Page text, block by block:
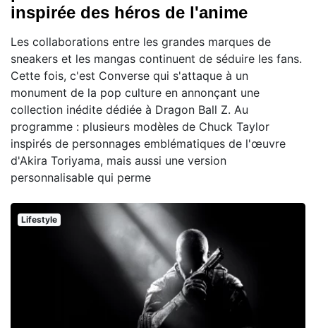
inspirée des héros de l'anime
Les collaborations entre les grandes marques de
sneakers et les mangas continuent de séduire les fans.
Cette fois, c'est Converse qui s'attaque à un
monument de la pop culture en annonçant une
collection inédite dédiée à Dragon Ball Z. Au
programme : plusieurs modèles de Chuck Taylor
inspirés de personnages emblématiques de l'œuvre
d'Akira Toriyama, mais aussi une version
personnalisable qui perme
Lifestyle